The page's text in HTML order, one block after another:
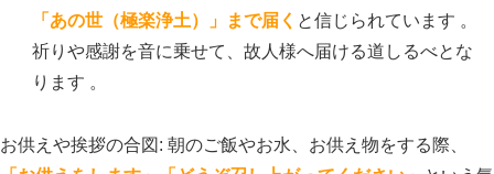
「あの世（極楽浄土）」まで届く と信じられています 。
祈りや感謝を音に乗せて、故人様へ届ける道しるべとな
ります 。
お供えや挨拶の合図: 朝のご飯やお水、お供え物をする際、